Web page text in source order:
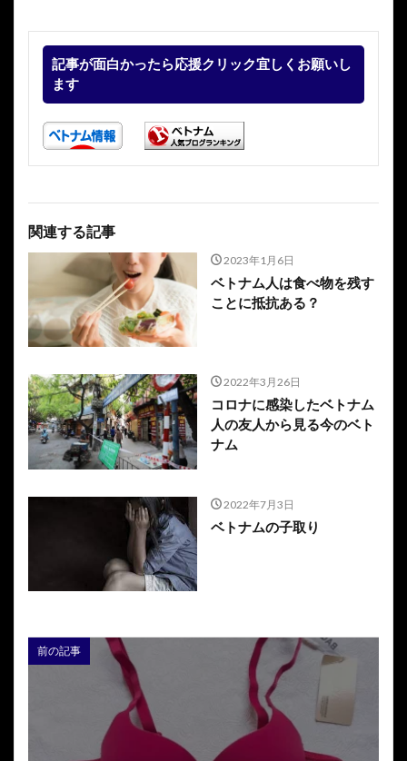
記事が面白かったら応援クリック宜しくお願いし
ます
関連する記事
2023年1月6日
ベトナム人は食べ物を残す
ことに抵抗ある？
2022年3月26日
コロナに感染したベトナム
人の友人から見る今のベト
ナム
2022年7月3日
ベトナムの子取り
前の記事